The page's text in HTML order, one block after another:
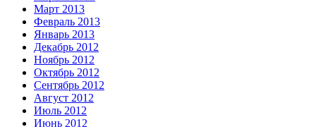
Март 2013
Февраль 2013
Январь 2013
Декабрь 2012
Ноябрь 2012
Октябрь 2012
Сентябрь 2012
Август 2012
Июль 2012
Июнь 2012